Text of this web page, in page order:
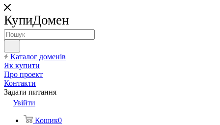
КупиДомен
Каталог доменів
Як купити
Про проект
Контакти
Задати питання
Увійти
Кошик0